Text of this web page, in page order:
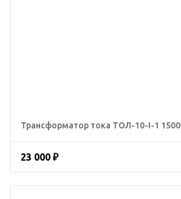
Трансформатор тока ТОЛ-10-I-1 1500
23 000 ₽